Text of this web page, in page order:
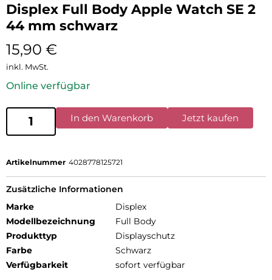
Displex Full Body Apple Watch SE 2
44 mm schwarz
15,90 €
inkl. MwSt.
Online verfügbar
In den Warenkorb Jetzt kaufen
Artikelnummer 4028778125721
Zusätzliche Informationen
Marke
Displex
Modellbezeichnung
Full Body
Produkttyp
Displayschutz
Farbe
Schwarz
Verfügbarkeit
sofort verfügbar